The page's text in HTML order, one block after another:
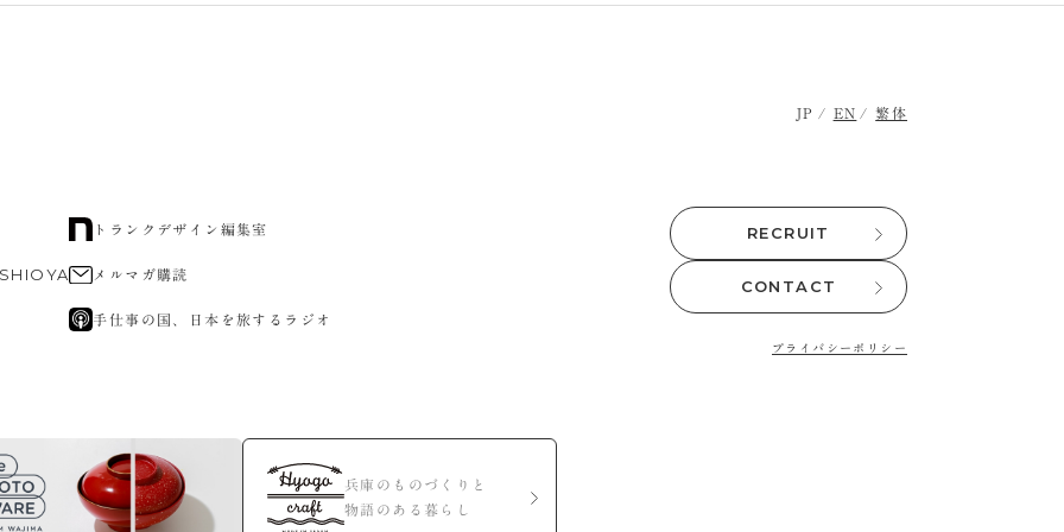
JP EN 繁体
トランクデザイン編集室
メルマガ購読
手仕事の国、日本を旅するラジオ
RECRUIT
CONTACT
プライバシーポリシー
兵庫のものづくりと
物語のある暮らし